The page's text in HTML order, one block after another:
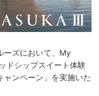
ーズにおいて、My
ドシップスイート体験
ャンペーン」を実施いた